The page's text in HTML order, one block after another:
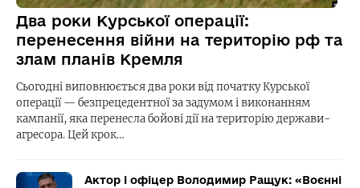
Два роки Курської операції:
перенесення війни на територію рф та
злам планів Кремля
Сьогодні виповнюється два роки від початку Курської
операції — безпрецедентної за задумом і виконанням
кампанії, яка перенесла бойові дії на територію держави-
агресора. Цей крок…
Актор і офіцер Володимир Ращук: «Воєнні